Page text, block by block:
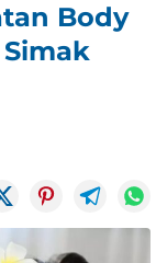
Body
Simak